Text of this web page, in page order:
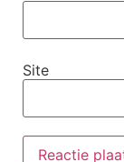
Site